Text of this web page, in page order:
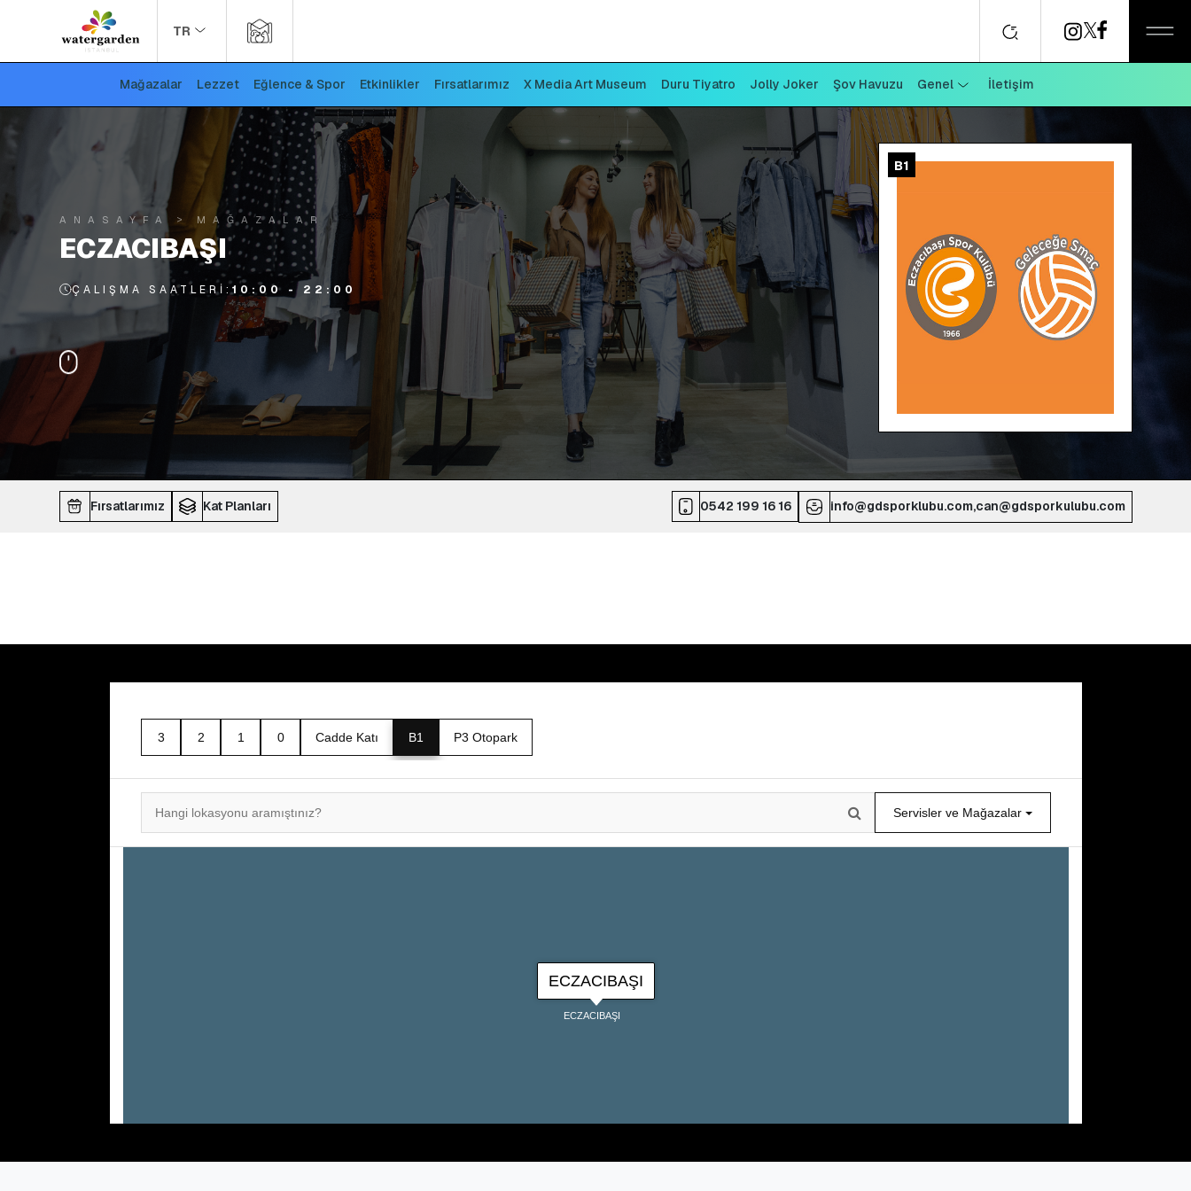
TR
Mağazalar Lezzet Eğlence & Spor Etkinlikler Fırsatlarımız X Media Art Museum Duru Tiyatro Jolly Joker Şov Havuzu Genel İletişim
ANASAYFA MAĞAZALAR
ECZACIBAŞI
ÇALIŞMA SAATLERI:10:00 - 22:00
B1
Fırsatlarımız Kat Planları 0542 199 16 16 info@gdsporklubu.com,can@gdsporkulubu.com